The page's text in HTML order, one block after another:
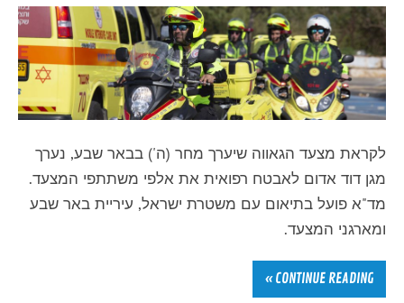
לקראת מצעד הגאווה שיערך מחר (ה') בבאר שבע, נערך
מגן דוד אדום לאבטח רפואית את אלפי משתתפי המצעד.
מד"א פועל בתיאום עם משטרת ישראל, עיריית באר שבע
ומארגני המצעד.
CONTINUE READING »